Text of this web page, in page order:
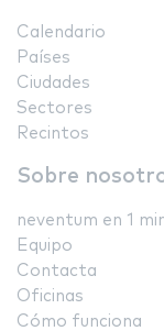
Calendario
Países
Ciudades
Sectores
Recintos
Sobre
neventum en 1
Equipo
Contacta
Oficinas
Cómo funciona